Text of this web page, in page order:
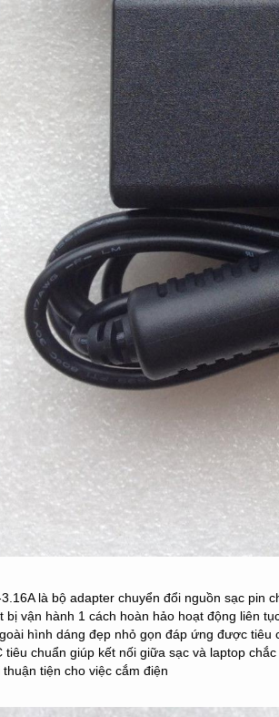
là bộ adapter chuyển đổi nguồn sạc pin
bị vận hành 1 cách hoàn hảo hoạt động liên
hình dáng đẹp nhỏ gọn đáp ứng được
tiêu chuẩn giúp kết nối giữa sạc và laptop
tiện cho việc cắm điện